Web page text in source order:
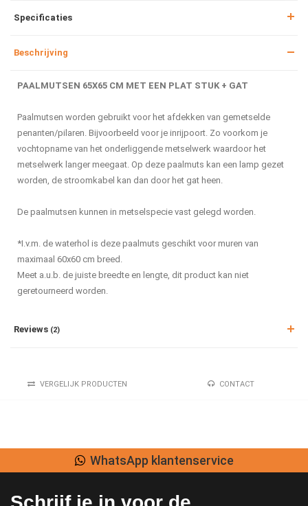
Specificaties
Beschrijving
PAALMUTSEN 65X65 CM MET EEN PLAT STUK + GAT
Paalmutsen worden gebruikt voor het afdekken van gemetselde
penanten/pilaren. Bijvoorbeeld voor je inrijpoort. Zo voorkom je
vochtopname van het onderliggende metselwerk waardoor het
metselwerk langer meegaat. Op deze paalmuts kan een lamp gezet
worden, de stroomkabel kan dan door het gat heen.
De paalmutsen kunnen in metselspecie vast gelegd worden.
*I.v.m. de waterhol is deze paalmuts geschikt voor muren van
maximaal 60x60 cm breed.
Meet a.u.b. de juiste breedte en lengte, dit product kan niet
geretourneerd worden.
Reviews (2)
VERGELIJK PRODUCTEN CONTACT
WhatsApp klantenservice